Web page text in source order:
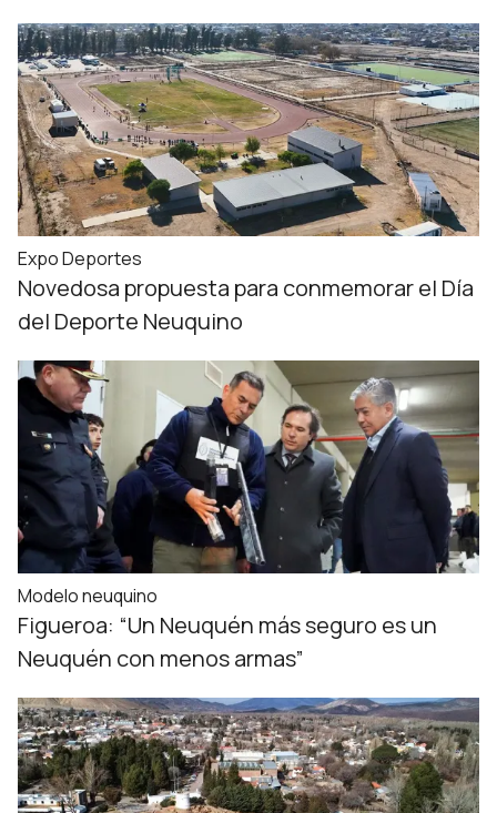
Expo Deportes
Novedosa propuesta para conmemorar el Día
del Deporte Neuquino
Modelo neuquino
Figueroa: “Un Neuquén más seguro es un
Neuquén con menos armas”